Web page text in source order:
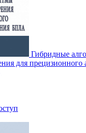
Гибридные
для прецизионного